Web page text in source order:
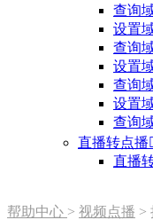
查询
设置
查询
设置
查询
设置
查询
直播转点播
直播
帮助中心 > 视频点播 >